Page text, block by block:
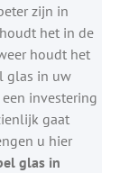
zijn in
het in de
houdt het
glas in uw
investering
gaat
u hier
glas in